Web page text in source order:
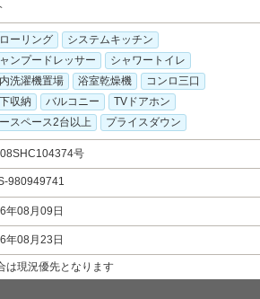
ーリング
システムキッチン
ンプードレッサー
シャワートイレ
洗濯機置場
浴室乾燥機
コンロ三口
収納
バルコニー
TVドアホン
スペース2台以上
プライスダウン
号
980949741
年08月09日
年08月23日
は現況優先となります